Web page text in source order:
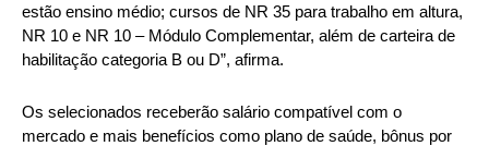
estão ensino médio; cursos de NR 35 para trabalho em altura,
NR 10 e NR 10 – Módulo Complementar, além de carteira de
habilitação categoria B ou D”, afirma.
Os selecionados receberão salário compatível com o
mercado e mais benefícios como plano de saúde, bônus por